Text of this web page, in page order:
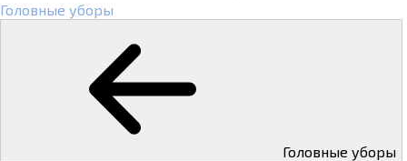
Головные уборы
Головные уборы